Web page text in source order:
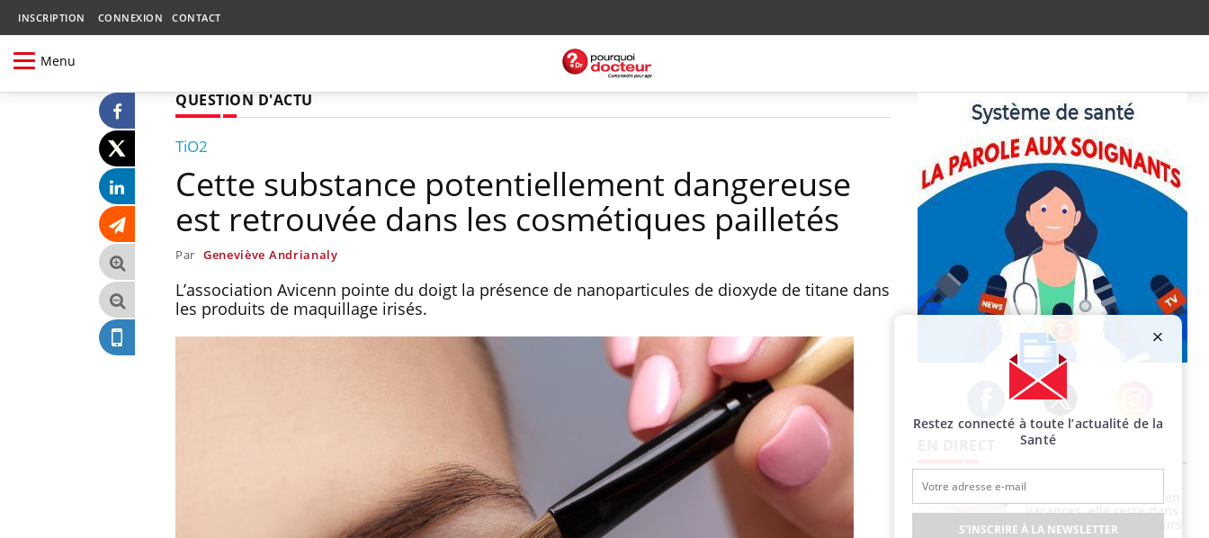
INSCRIPTION CONNEXION CONTACT
Menu
QUESTION D'ACTU
TiO2
Cette substance potentiellement dangereuse
est retrouvée dans les cosmétiques pailletés
Par Geneviève Andrianaly
L’association Avicenn pointe du doigt la présence de nanoparticules de dioxyde de titane dans
les produits de maquillage irisés.
Facebook Twitter Instagram
Pourquoi votre ventre
gâche-t-il les premiers
jours de vos vacances ?
de protéines pourrait
finalement être bénéfique
vacances, elle reste dans
le coma pendant 42 jours
Restez connecté à toute l’actualité de la
Santé
S'INSCRIRE À LA NEWSLETTER